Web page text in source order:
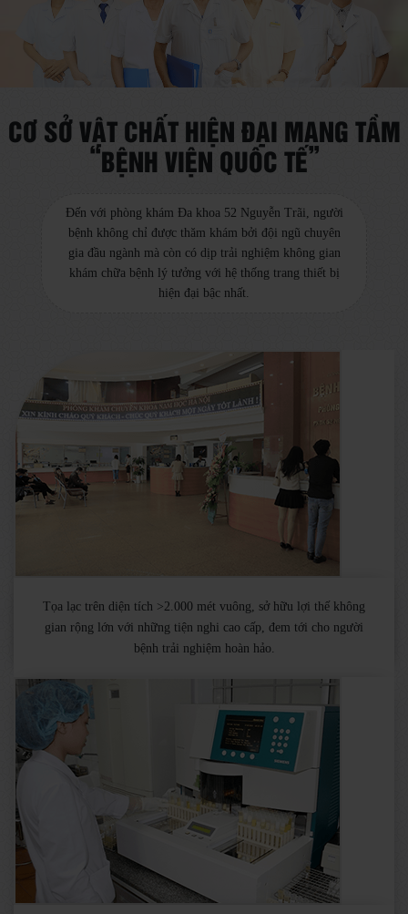
CƠ SỞ VẬT CHẤT HIỆN ĐẠI MANG TẦM
“BỆNH VIỆN QUỐC TẾ”
Đến với phòng khám Đa khoa 52 Nguyễn Trãi, người
bệnh không chỉ được thăm khám bởi đội ngũ chuyên
gia đầu ngành mà còn có dịp trải nghiệm không gian
khám chữa bệnh lý tưởng với hệ thống trang thiết bị
hiện đại bậc nhất.
Tọa lạc trên diện tích >2.000 mét vuông, sở hữu lợi thế không
gian rộng lớn với những tiện nghi cao cấp, đem tới cho người
bệnh trải nghiệm hoàn hảo.